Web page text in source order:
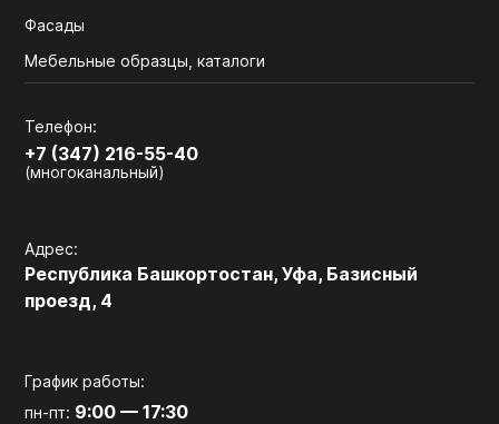
Фасады
Мебельные образцы, каталоги
Телефон:
+7 (347) 216-55-40
(многоканальный)
Адрес:
Республика Башкортостан, Уфа, Базисный
проезд, 4
График работы:
пн-пт: 9:00 — 17:30